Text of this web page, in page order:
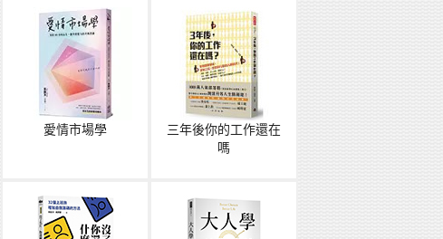
愛情市場學
三年後你的工作還在
嗎